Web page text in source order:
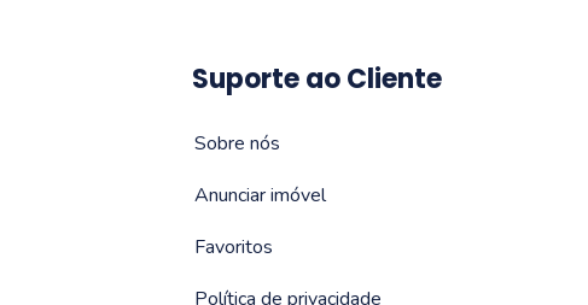
Suporte ao Cliente
Sobre nós
Anunciar imóvel
Favoritos
Política de privacidade